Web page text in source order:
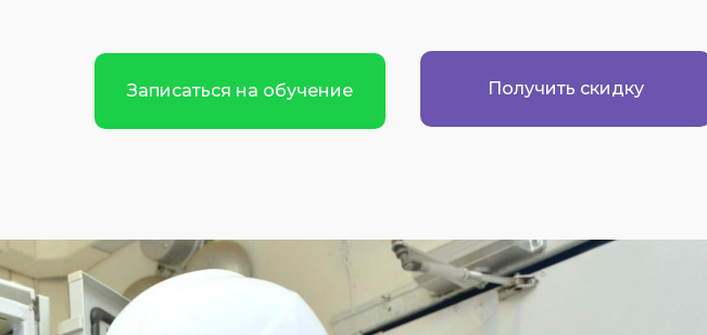
Записаться на обучение Получить скидку